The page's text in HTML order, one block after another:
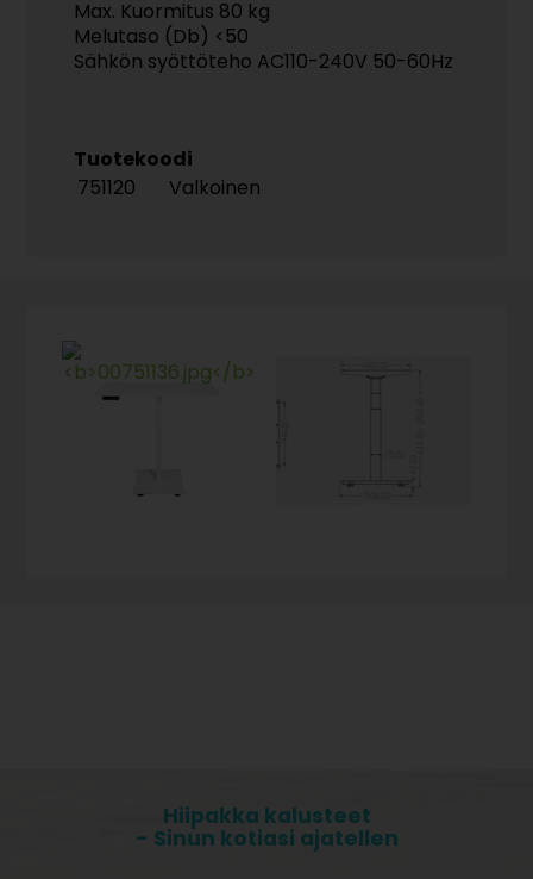
Max. Kuormitus 80 kg
Melutaso (Db) <50
Sähkön syöttöteho AC110-240V 50-60Hz
Tuotekoodi
751120
Valkoinen
Hiipakka kalusteet
- Sinun kotiasi ajatellen